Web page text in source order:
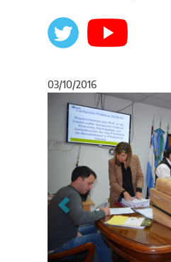
03/10/2016
Anterior